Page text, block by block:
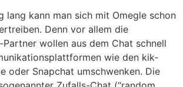
lang kann man sich mit Omegle schon
Denn vor allem die
Partner wollen aus dem Chat schnell
wie den kik-
oder Snapchat umschwenken. Die